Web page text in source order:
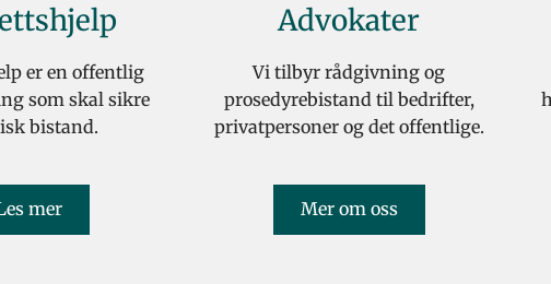
er en offentlig
som skal sikre
bistand.
mer
Advokater
Vi tilbyr rådgivning og
prosedyrebistand til bedrifter,
privatpersoner og det offentlige.
Mer om oss